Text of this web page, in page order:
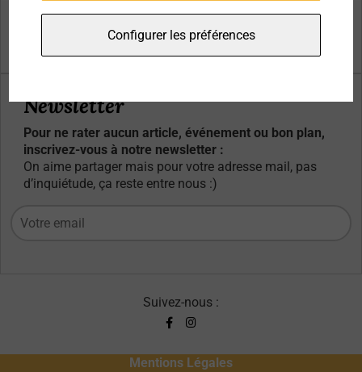
Newsletter
Pour ne rater aucun article, événement ou bon plan,
inscrivez-vous à notre newsletter :
On aime partager mais pour votre adresse mail, pas
d’inquiétude, ça reste entre nous :)
Suivez-nous :
Mentions Légales
Configurer les préférences